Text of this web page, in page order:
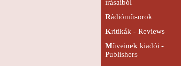
írásaiból
Rádióműsorok
Kritikák - Reviews
Műveinek kiadói -
Publishers